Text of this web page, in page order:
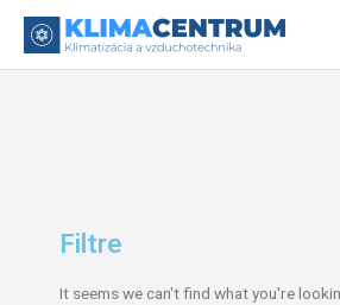
Filtre
It seems we can't find what you're